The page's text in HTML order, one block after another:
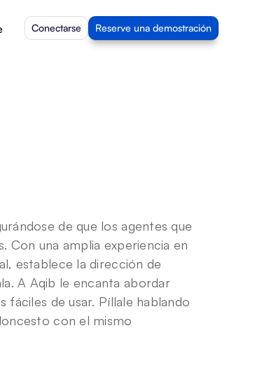
de que los agentes que
Con una amplia experiencia en
establece la dirección de
A Aqib le encanta abordar
de usar. Píllale hablando
con el mismo
Conectarse Reserve una demostración